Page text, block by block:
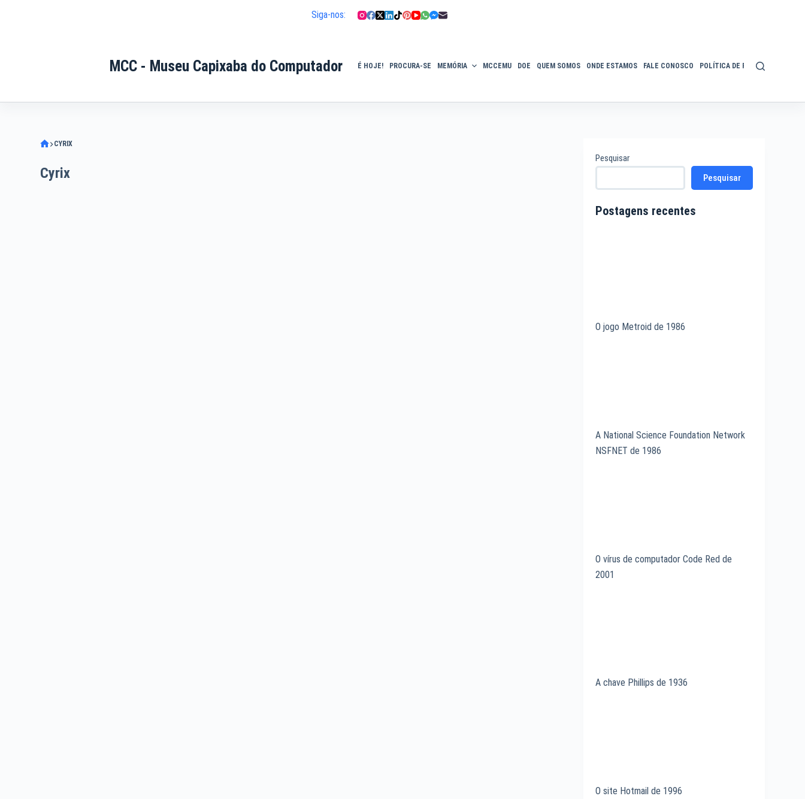
Siga-nos:
MCC - Museu Capixaba do Computador É HOJE! PROCURA-SE MEMÓRIA MCCEMU DOE QUEM SOMOS ONDE ESTAMOS FALE CONOSCO POLÍTICA DE PRIVACIDADE
CYRIX
Cyrix
Pesquisar
Pesquisar
Postagens recentes
O jogo Metroid de 1986
A National Science Foundation Network
NSFNET de 1986
O vírus de computador Code Red de
2001
A chave Phillips de 1936
O site Hotmail de 1996